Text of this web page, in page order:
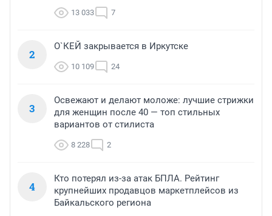
13 033 7
2
О`КЕЙ закрывается в Иркутске
10 109 24
3
Освежают и делают моложе: лучшие стрижки
для женщин после 40 — топ стильных
вариантов от стилиста
8 228 2
4
Кто потерял из-за атак БПЛА. Рейтинг
крупнейших продавцов маркетплейсов из
Байкальского региона